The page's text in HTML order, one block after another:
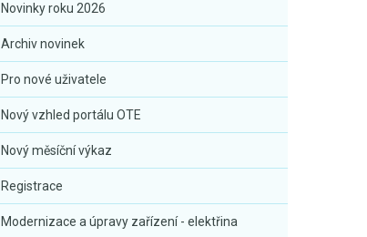
Novinky roku 2026
Archiv novinek
Pro nové uživatele
Nový vzhled portálu OTE
Nový měsíční výkaz
Registrace
Modernizace a úpravy zařízení - elektřina